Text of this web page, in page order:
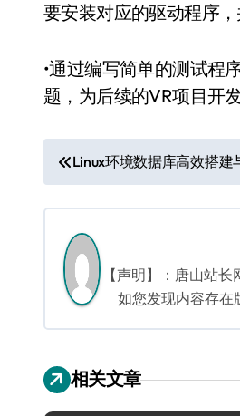
要安装对应的驱动程序
•通过编写简单的测试程
题，为后续的VR项目开
文
章
导
航
Linux环境数据库高效搭
【声明】：唐山站
如您发现内容存在
相关文章